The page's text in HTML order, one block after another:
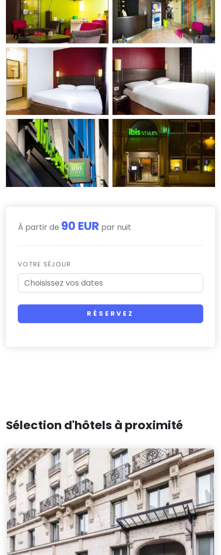
À partir de 90 EUR par nuit
VOTRE SÉJOUR
RÉSERVEZ
Sélection d'hôtels à proximité